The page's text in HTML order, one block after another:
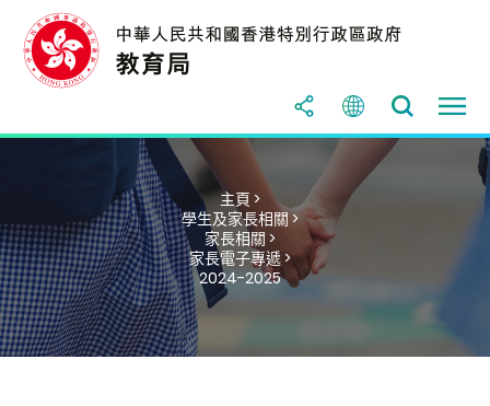
主頁 >
學生及家長相關 >
家長相關 >
家長電子專遞 >
2024-2025